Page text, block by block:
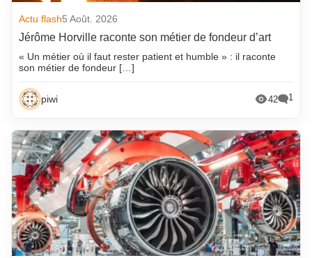
Actu flash5 Août. 2026
Jérôme Horville raconte son métier de fondeur d’art
« Un métier où il faut rester patient et humble » : il raconte
son métier de fondeur […]
piwi 42 1